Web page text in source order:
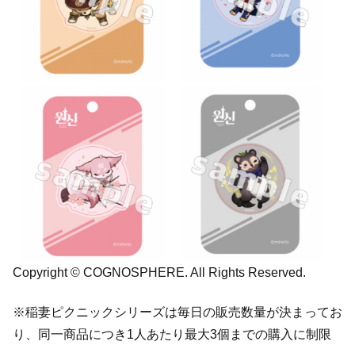
Copyright © COGNOSPHERE. All Rights Reserved.
※稲妻ピクニックシリーズは毎日の販売数量が決まってお
り、同一商品につき1人あたり最大3個までの購入に制限